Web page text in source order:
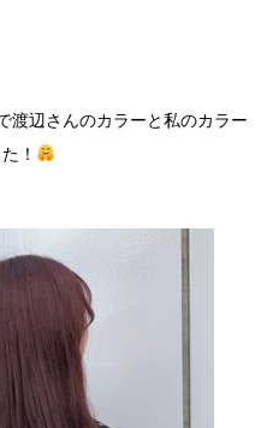
渡辺さんのカラーと私のカラー
！